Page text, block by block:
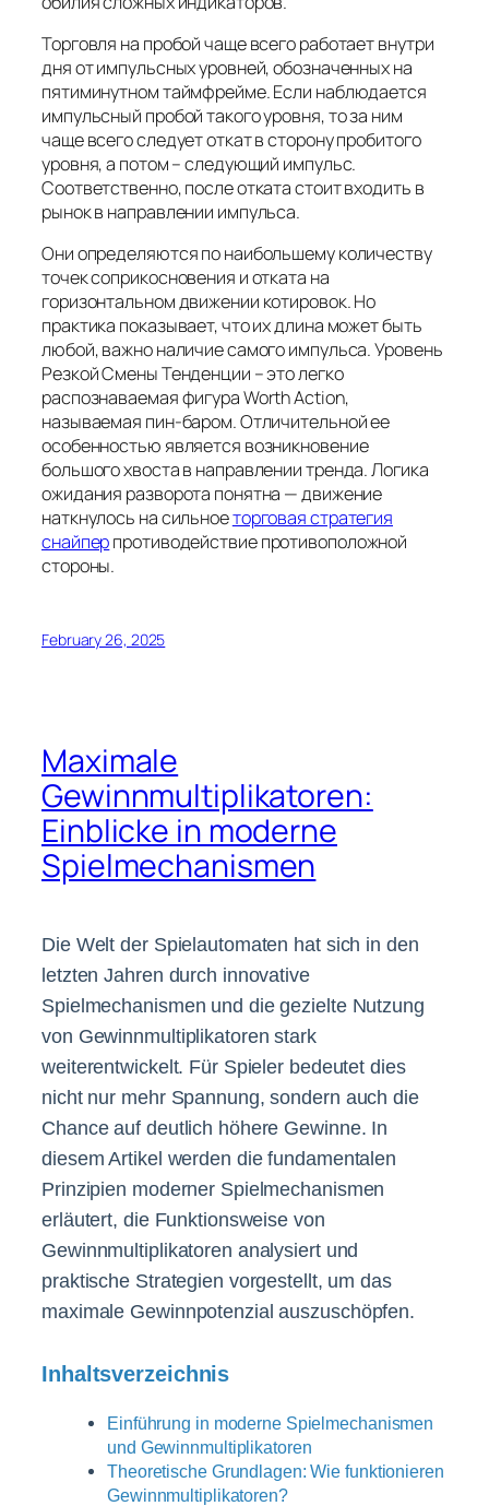
Торговля на пробой чаще всего работает внутри
дня от импульсных уровней, обозначенных на
пятиминутном таймфрейме. Если наблюдается
импульсный пробой такого уровня, то за ним
чаще всего следует откат в сторону пробитого
уровня, а потом – следующий импульс.
Соответственно, после отката стоит входить в
рынок в направлении импульса.
Они определяются по наибольшему количеству
точек соприкосновения и отката на
горизонтальном движении котировок. Но
практика показывает, что их длина может быть
любой, важно наличие самого импульса. Уровень
Резкой Смены Тенденции – это легко
распознаваемая фигура Worth Action,
называемая пин-баром. Отличительной ее
особенностью является возникновение
большого хвоста в направлении тренда. Логика
ожидания разворота понятна — движение
наткнулось на сильноеторговая стратегия
снайперпротиводействие противоположной
стороны.
February 26, 2025
Maximale
Gewinnmultiplikatoren:
Einblicke in moderne
Spielmechanismen
Die Welt der Spielautomaten hat sich in den
letzten Jahren durch innovative
Spielmechanismen und die gezielte Nutzung
von Gewinnmultiplikatoren stark
weiterentwickelt. Für Spieler bedeutet dies
nicht nur mehr Spannung, sondern auch die
Chance auf deutlich höhere Gewinne. In
diesem Artikel werden die fundamentalen
Prinzipien moderner Spielmechanismen
erläutert, die Funktionsweise von
Gewinnmultiplikatoren analysiert und
praktische Strategien vorgestellt, um das
maximale Gewinnpotenzial auszuschöpfen.
Inhaltsverzeichnis
Einführung in moderne Spielmechanismen
und Gewinnmultiplikatoren
Theoretische Grundlagen: Wie funktionieren
Gewinnmultiplikatoren?